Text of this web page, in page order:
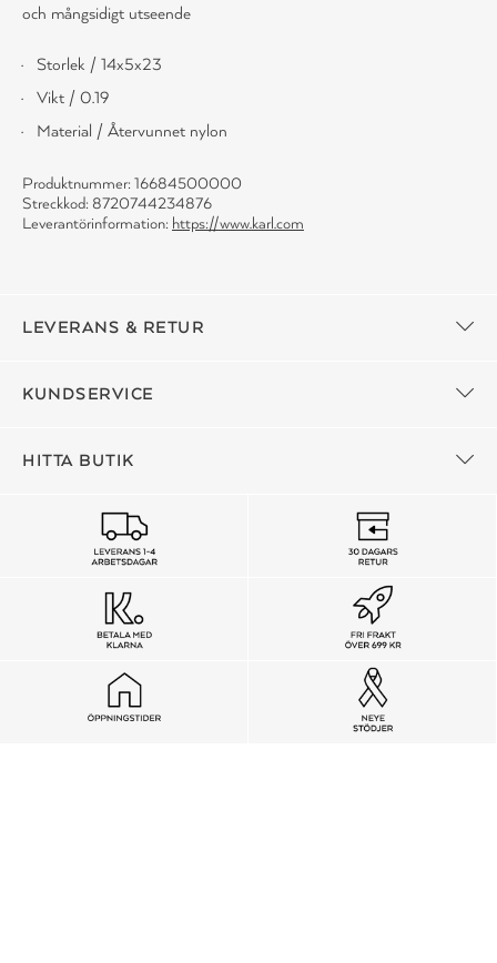
och mångsidigt utseende
Storlek / 14x5x23
Vikt / 0.19
Material / Återvunnet nylon
Produktnummer: 16684500000
Streckkod: 8720744234876
Leverantörinformation: https://www.karl.com
LEVERANS & RETUR
KUNDSERVICE
HITTA BUTIK